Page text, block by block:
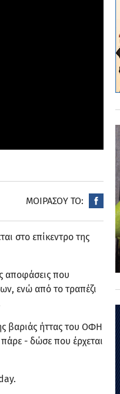
ΜΟΙΡΑΣΟΥ ΤΟ:
στο επίκεντρο της
αποφάσεις που
ενώ από το τραπέζι
βαριάς ήττας του ΟΦΗ
- δώσε που έρχεται